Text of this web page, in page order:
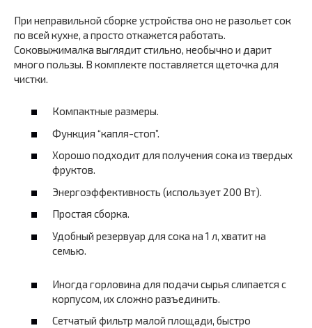
При неправильной сборке устройства оно не разольет сок
по всей кухне, а просто откажется работать.
Соковыжималка выглядит стильно, необычно и дарит
много пользы. В комплекте поставляется щеточка для
чистки.
Компактные размеры.
Функция “капля-стоп”.
Хорошо подходит для получения сока из твердых
фруктов.
Энергоэффективность (использует 200 Вт).
Простая сборка.
Удобный резервуар для сока на 1 л, хватит на
семью.
Иногда горловина для подачи сырья слипается с
корпусом, их сложно разъединить.
Сетчатый фильтр малой площади, быстро